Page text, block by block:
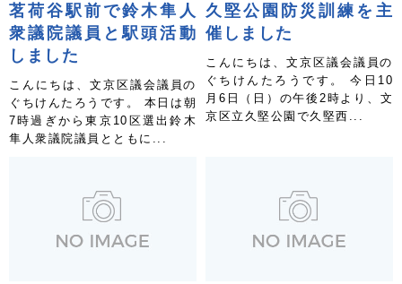
茗荷谷駅前で鈴木隼人
衆議院議員と駅頭活動
しました
こんにちは、文京区議会議員の
ぐちけんたろうです。 本日は朝
7時過ぎから東京10区選出鈴木
隼人衆議院議員とともに...
久堅公園防災訓練を主
催しました
こんにちは、文京区議会議員の
ぐちけんたろうです。 今日10
月6日（日）の午後2時より、文
京区立久堅公園で久堅西...